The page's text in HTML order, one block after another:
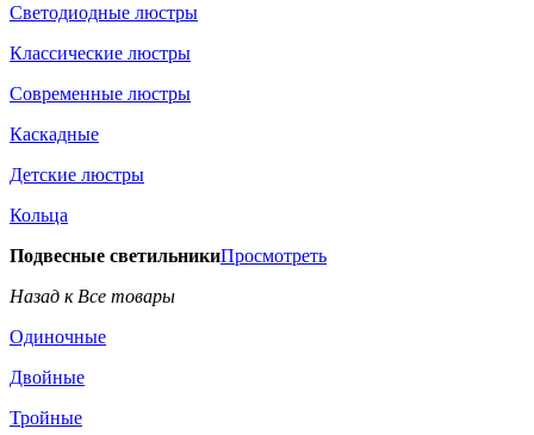
Светодиодные люстры
Классические люстры
Современные люстры
Каскадные
Детские люстры
Кольца
Подвесные светильникиПросмотреть
Назад к Все товары
Одиночные
Двойные
Тройные